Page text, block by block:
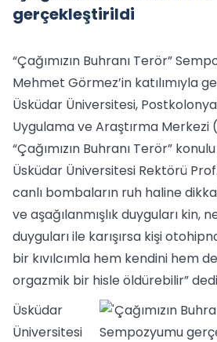
gerçekleştirildi
“Çağımızın Buhranı Terör”
Mehmet Görmez’in katılımıyla
Üsküdar Üniversitesi,
Uygulama ve Araştırma Merkezi
“Çağımızın Buhranı Terör”
Üsküdar Üniversitesi Rektörü
canlı bombaların ruh haline
ve aşağılanmışlık duyguları kin,
duyguları ile karışırsa kişi
bir kıvılcımla hem kendini hem
orgazmik bir hisle öldürebilir”
Üsküdar
Üniversitesi